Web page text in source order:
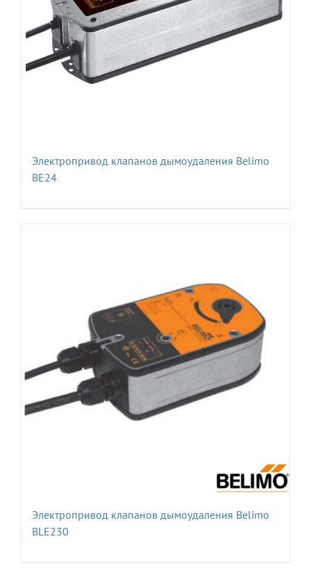
Электропривод клапанов дымоудаления Belimo
BE24
Электропривод клапанов дымоудаления Belimo
BLE230